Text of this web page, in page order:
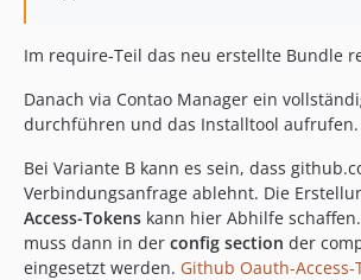
Im require-Teil das neu erstellte Bundle
Danach via Contao Manager ein
durchführen und das Installtool aufrufen.
Bei Variante B kann es sein, dass
Verbindungsanfrage ablehnt. Die
Access-Tokens kann hier Abhilfe schaffen.
muss dann in der config section der
eingesetzt werden. Github Oauth-